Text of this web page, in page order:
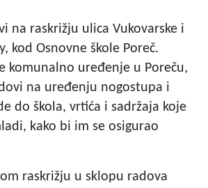
na raskrižju ulica Vukovarske i
kod Osnovne škole Poreč.
komunalno uređenje u Poreču,
na uređenju nogostupa i
do škola, vrtića i sadržaja koje
kako bi im se osigurao
raskrižju u sklopu radova